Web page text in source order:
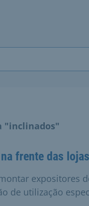
"inclinados"
frente das lojas
expositores
de utilização